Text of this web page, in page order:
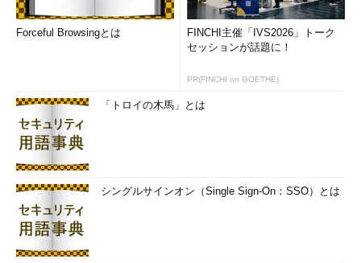
Forceful Browsingとは
FINCHI主催「IVS2026」トーク
セッションが話題に！
PR(FINCHI on GOETHE)
「トロイの木馬」とは
シングルサインオン（Single Sign-On：SSO）とは